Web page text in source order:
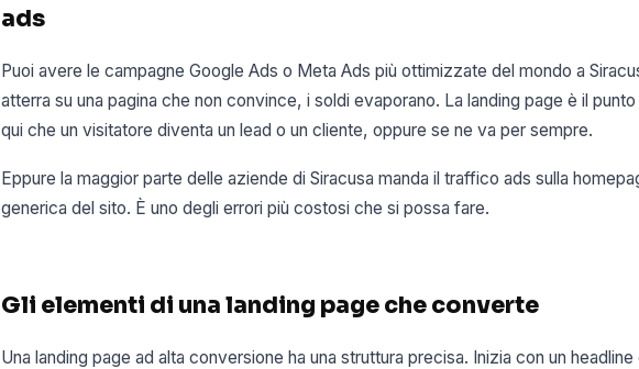
ads
Puoi avere le campagne Google Ads o Meta Ads più ottimizzate del mondo a
atterra su una pagina che non convince, i soldi evaporano. La landing page è il
qui che un visitatore diventa un lead o un cliente, oppure se ne va per sempre.
Eppure la maggior parte delle aziende di Siracusa manda il traffico ads sulla
generica del sito. È uno degli errori più costosi che si possa fare.
Gli elementi di una landing page che converte
Una landing page ad alta conversione ha una struttura precisa. Inizia con un